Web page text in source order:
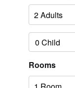
Rooms